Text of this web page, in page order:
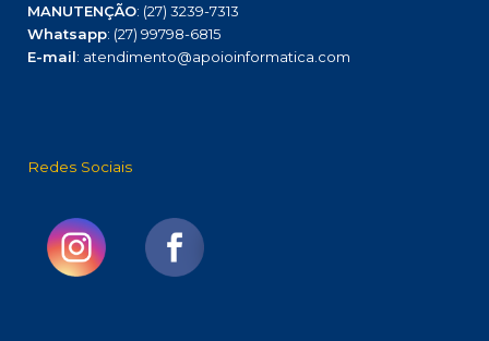
MANUTENÇÃO: (27) 3239-7313
Whatsapp: (27) 99798-6815
E-mail: atendimento@apoioinformatica.com
Redes Sociais